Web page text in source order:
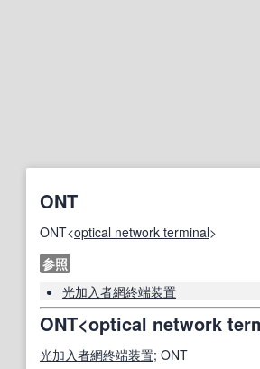
ONT
ONT<optical network terminal>
参照
光加入者網終端装置
ONT<optical network
光加入者網終端装置; ONT